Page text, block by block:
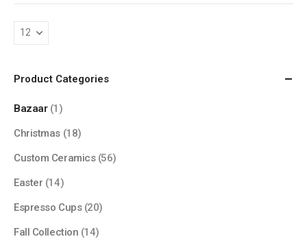
Product Categories
Bazaar (1)
Christmas (18)
Custom Ceramics (56)
Easter (14)
Espresso Cups (20)
Fall Collection (14)